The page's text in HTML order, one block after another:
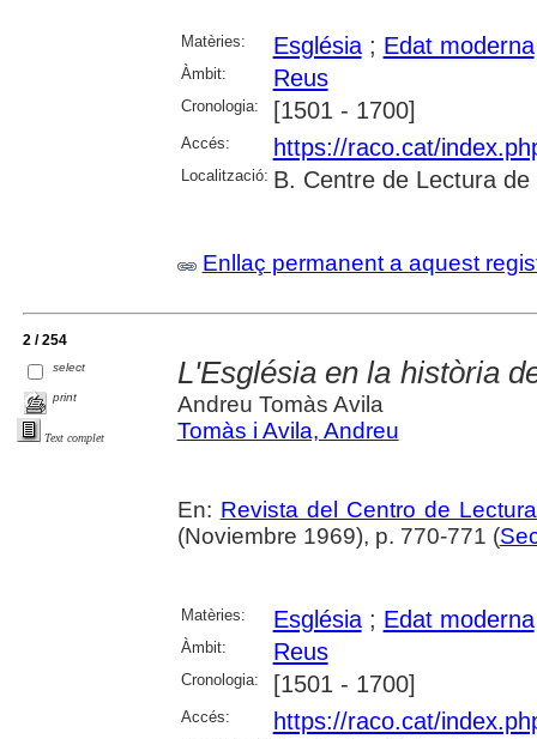
Matèries: Església; Edat moderna
Àmbit: Reus
Cronologia: [1501 - 1700]
Accés: https://raco.cat/
Localització: B. Centre de Lectura de
Enllaç permanent a aquest
2 / 254
select
print
Text complet
L'Església en la història
Andreu Tomàs Avila
Tomàs i Avila, Andreu
En: Revista del Centro de
(Noviembre 1969), p. 770-771 (
Matèries: Església; Edat moderna
Àmbit: Reus
Cronologia: [1501 - 1700]
Accés: https://raco.cat/